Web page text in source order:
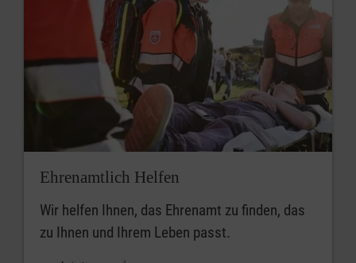
Ehrenamtlich Helfen
Wir helfen Ihnen, das Ehrenamt zu finden, das
zu Ihnen und Ihrem Leben passt.